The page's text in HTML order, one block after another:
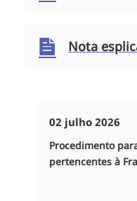
Nota
02 julho 2026
Procedimento
pertencentes à